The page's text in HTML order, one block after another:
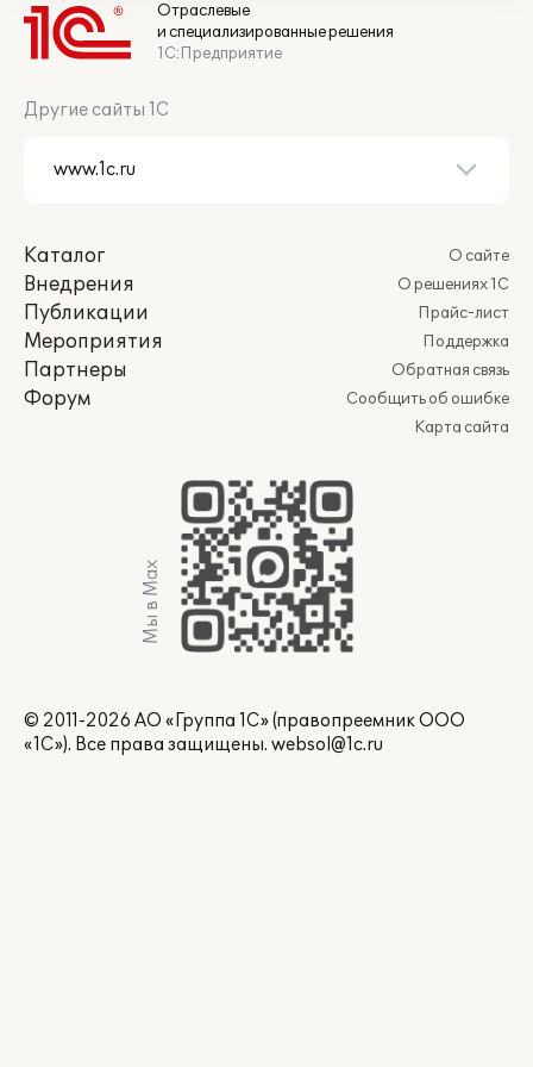
Отраслевые
и специализированные решения
1С:Предприятие
Другие сайты 1С
Каталог
Внедрения
Публикации
Мероприятия
Партнеры
Форум
О сайте
О решениях 1С
Прайс-лист
Поддержка
Обратная связь
Сообщить об ошибке
Карта сайта
Мы в Max
© 2011-2026 АО «Группа 1С» (правопреемник ООО
«1С»). Все права защищены. websol@1c.ru